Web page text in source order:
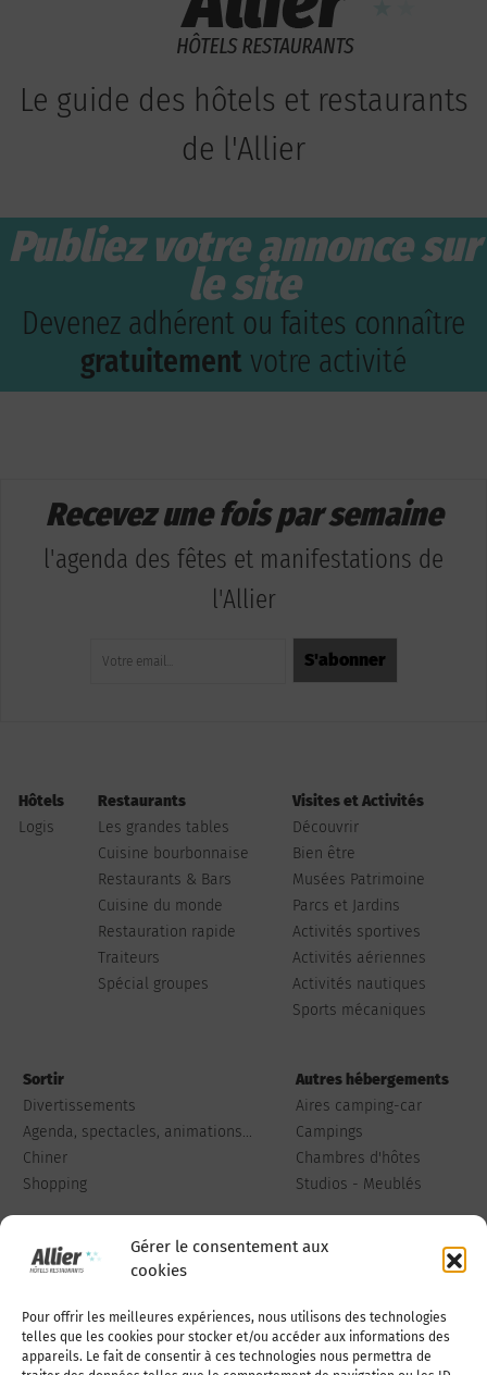
Gérer le consentement aux
cookies
Pour offrir les meilleures expériences, nous utilisons des technologies
telles que les cookies pour stocker et/ou accéder aux informations des
appareils. Le fait de consentir à ces technologies nous permettra de
Le guide des hôtels et restaurants
de l'Allier
Publiez votre annonce sur
le site
Devenez adhérent ou faites connaître
gratuitement votre activité
Recevez une fois par semaine
l'agenda des fêtes et manifestations de
l'Allier
Hôtels
Logis
Restaurants
Les grandes tables
Cuisine bourbonnaise
Restaurants & Bars
Cuisine du monde
Restauration rapide
Traiteurs
Spécial groupes
Visites et Activités
Découvrir
Bien être
Musées Patrimoine
Parcs et Jardins
Activités sportives
Activités aériennes
Activités nautiques
Sports mécaniques
Sortir
Divertissements
Agenda, spectacles, animations...
Chiner
Shopping
Autres hébergements
Aires camping-car
Campings
Chambres d'hôtes
Studios - Meublés
Qui sommes-nous Publiez votre annonce